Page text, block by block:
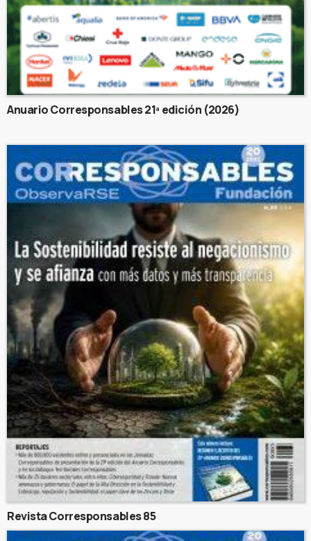
Anuario Corresponsables 21ª edición (2026)
Revista Corresponsables 85